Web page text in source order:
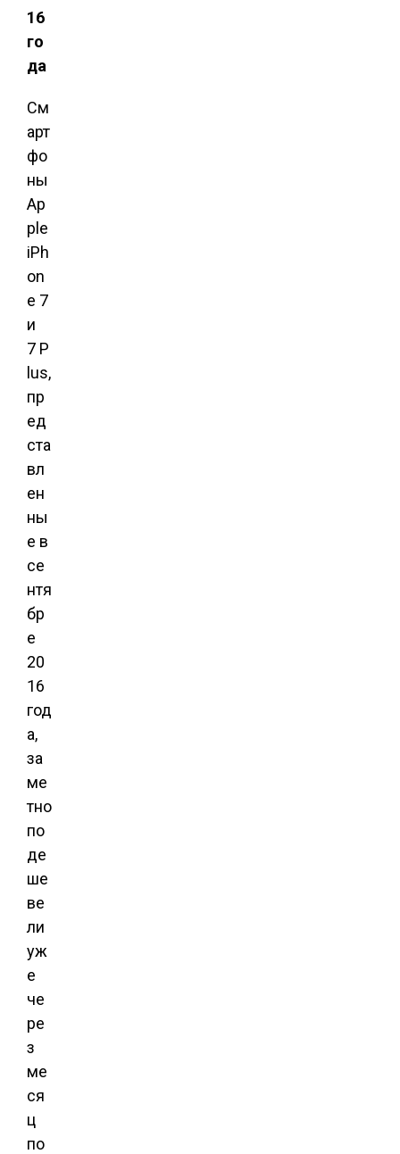
16
го
да
См
арт
фо
ны
Ap
ple
iPh
on
e 7
и
7 P
lus,
пр
ед
ста
вл
ен
ны
е в
се
нтя
бр
е
20
16
год
а,
за
ме
тно
по
де
ше
ве
ли
уж
е
че
ре
з
ме
ся
ц
по